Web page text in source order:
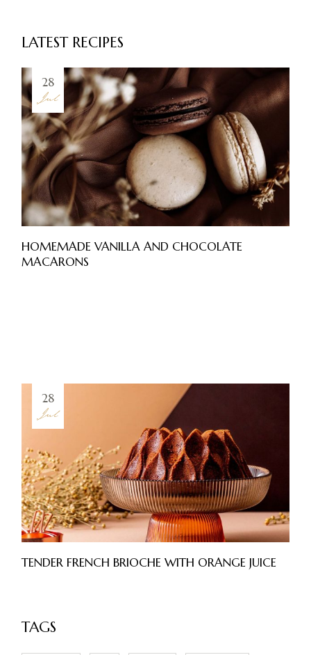
LATEST RECIPES
28
Jul
HOMEMADE VANILLA AND CHOCOLATE
MACARONS
28
Jul
TENDER FRENCH BRIOCHE WITH ORANGE JUICE
TAGS